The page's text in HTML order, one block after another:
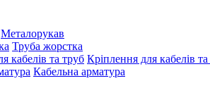
Металорукав
Труба жорстка
Кріплення для кабелів
Кабельна арматура